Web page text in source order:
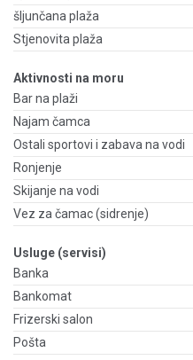
šljunčana plaža
Stjenovita plaža
Aktivnosti na moru
Bar na plaži
Najam čamca
Ostali sportovi i zabava na vodi
Ronjenje
Skijanje na vodi
Vez za čamac (sidrenje)
Usluge (servisi)
Banka
Bankomat
Frizerski salon
Pošta